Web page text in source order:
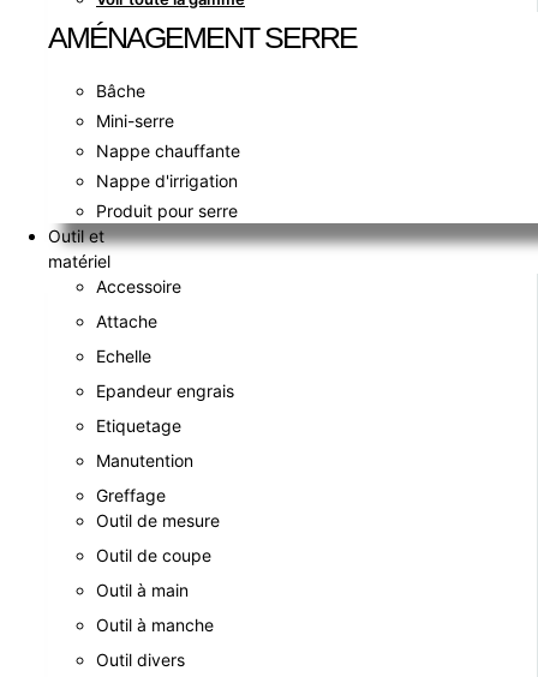
AMÉNAGEMENT SERRE
Bâche
Mini-serre
Nappe chauffante
Nappe d'irrigation
Produit pour serre
Outil et
matériel
Accessoire
Attache
Echelle
Epandeur engrais
Etiquetage
Manutention
Greffage
Outil de mesure
Outil de coupe
Outil à main
Outil à manche
Outil divers